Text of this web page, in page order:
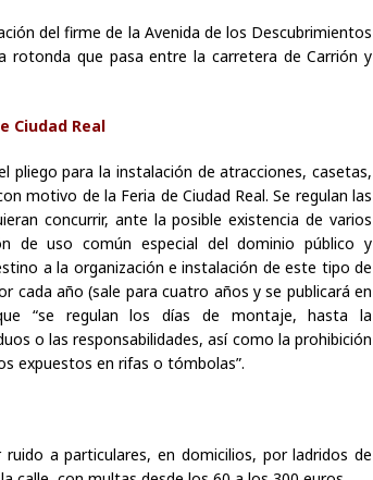
del firme de la Avenida de los Descubrimientos
rotonda que pasa entre la carretera de Carrión y
Ciudad Real
pliego para la instalación de atracciones, casetas,
motivo de la Feria de Ciudad Real. Se regulan las
concurrir, ante la posible existencia de varios
de uso común especial del dominio público y
a la organización e instalación de este tipo de
cada año (sale para cuatro años y se publicará en
“se regulan los días de montaje, hasta la
o las responsabilidades, así como la prohibición
expuestos en rifas o tómbolas”.
a particulares, en domicilios, por ladridos de